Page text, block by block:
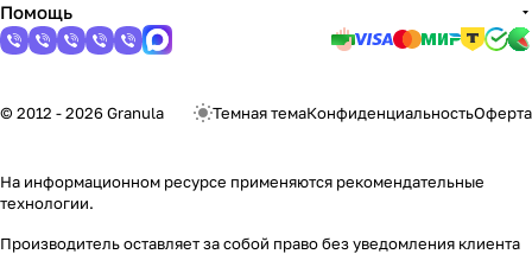
Помощь
© 2012 - 2026 Granula Темная темаКонфиденциальностьОферта
На информационном ресурсе применяются рекомендательные
технологии.
Производитель оставляет за собой право без уведомления клиента